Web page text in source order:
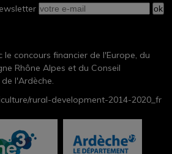
le concours financier de l'Europe, du
Rhône Alpes et du Conseil
l'Ardèche.
rural-development-2014-2020_fr